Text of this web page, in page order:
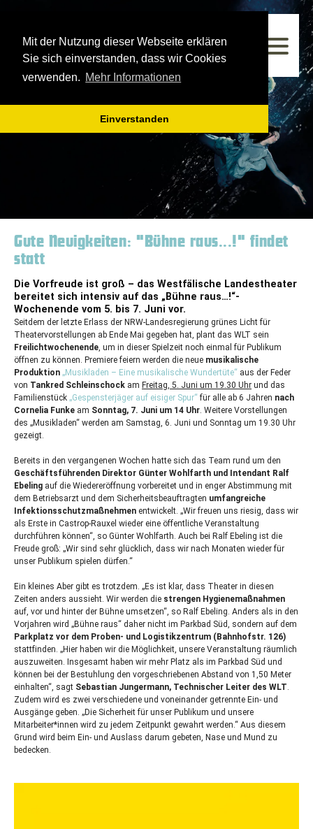
Mit der Nutzung dieser Webseite erklären
Sie sich einverstanden, dass wir Cookies
verwenden. Mehr Informationen
Einverstanden
Westfälisches Landestheater
Spielzeit 2025/2026
Gute Neuigkeiten: "Bühne raus...!" findet
statt
Die Vorfreude ist groß – das Westfälische Landestheater
bereitet sich intensiv auf das „Bühne raus…!“-
Wochenende vom 5. bis 7. Juni vor.
Seitdem der letzte Erlass der NRW-Landesregierung grünes Licht für
Theatervorstellungen ab Ende Mai gegeben hat, plant das WLT sein
Freilichtwochenende, um in dieser Spielzeit noch einmal für Publikum
öffnen zu können. Premiere feiern werden die neue musikalische
Produktion „Musikladen – Eine musikalische Wundertüte“ aus der Feder
von Tankred Schleinschock am Freitag, 5. Juni um 19.30 Uhr und das
Familienstück „Gespensterjäger auf eisiger Spur“ für alle ab 6 Jahren nach
Cornelia Funke am Sonntag, 7. Juni um 14 Uhr. Weitere Vorstellungen
des „Musikladen“ werden am Samstag, 6. Juni und Sonntag um 19.30 Uhr
gezeigt.
Bereits in den vergangenen Wochen hatte sich das Team rund um den
Geschäftsführenden Direktor Günter Wohlfarth und Intendant Ralf
Ebeling auf die Wiedereröffnung vorbereitet und in enger Abstimmung mit
dem Betriebsarzt und dem Sicherheitsbeauftragten umfangreiche
Infektionsschutzmaßnehmen entwickelt. „Wir freuen uns riesig, dass wir
als Erste in Castrop-Rauxel wieder eine öffentliche Veranstaltung
durchführen können“, so Günter Wohlfarth. Auch bei Ralf Ebeling ist die
Freude groß: „Wir sind sehr glücklich, dass wir nach Monaten wieder für
unser Publikum spielen dürfen.“
Ein kleines Aber gibt es trotzdem. „Es ist klar, dass Theater in diesen
Zeiten anders aussieht. Wir werden die strengen Hygienemaßnahmen
auf, vor und hinter der Bühne umsetzen“, so Ralf Ebeling. Anders als in den
Vorjahren wird „Bühne raus“ daher nicht im Parkbad Süd, sondern auf dem
Parkplatz vor dem Proben- und Logistikzentrum (Bahnhofstr. 126)
stattfinden. „Hier haben wir die Möglichkeit, unsere Veranstaltung räumlich
auszuweiten. Insgesamt haben wir mehr Platz als im Parkbad Süd und
können bei der Bestuhlung den vorgeschriebenen Abstand von 1,50 Meter
einhalten“, sagt Sebastian Jungermann, Technischer Leiter des WLT.
Zudem wird es zwei verschiedene und voneinander getrennte Ein- und
Ausgänge geben. „Die Sicherheit für unser Publikum und unsere
Mitarbeiter*innen wird zu jedem Zeitpunkt gewahrt werden.“ Aus diesem
Grund wird beim Ein- und Auslass darum gebeten, Nase und Mund zu
bedecken.